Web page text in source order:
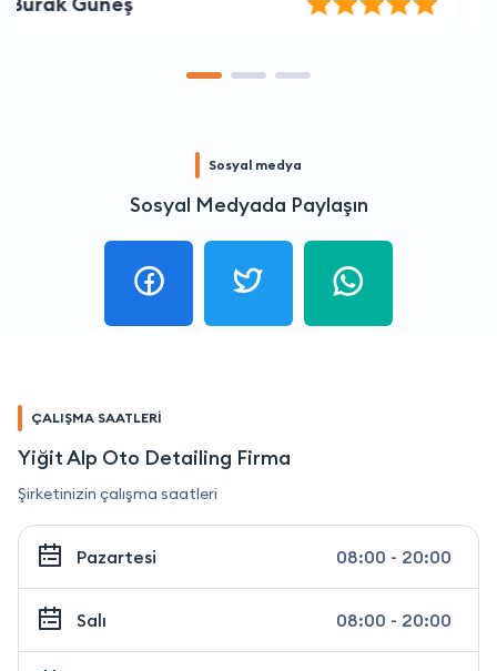
Sosyal medya
Sosyal Medyada Paylaşın
ÇALIŞMA SAATLERİ
Yiğit Alp Oto Detailing Firma
Şirketinizin çalışma saatleri
Pazartesi 08:00 - 20:00
Salı 08:00 - 20:00